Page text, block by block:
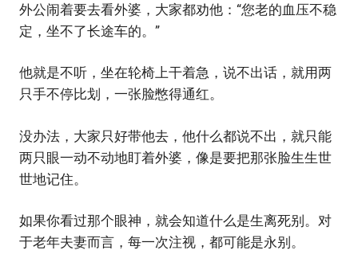
外公闹着要去看外婆，大家都劝他：“您老的血压不稳
定，坐不了长途车的。”
他就是不听，坐在轮椅上干着急，说不出话，就用两
只手不停比划，一张脸憋得通红。
没办法，大家只好带他去，他什么都说不出，就只能
两只眼一动不动地盯着外婆，像是要把那张脸生生世
世地记住。
如果你看过那个眼神，就会知道什么是生离死别。对
于老年夫妻而言，每一次注视，都可能是永别。